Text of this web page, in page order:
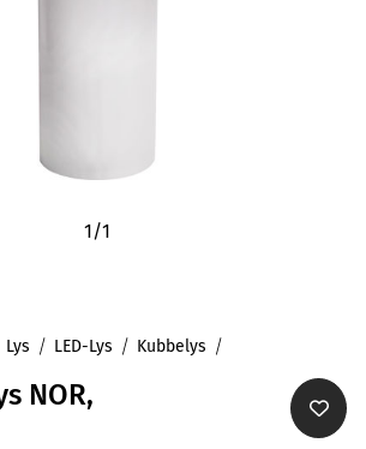
1/1
Lys LED-Lys Kubbelys
NOR,